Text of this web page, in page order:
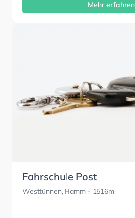
Mehr erfahren
Fahrschule Post
Westtünnen, Hamm- 1516m